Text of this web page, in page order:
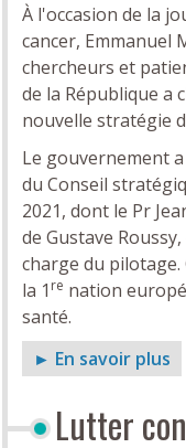
À l'occasion de la
cancer, Emmanuel
chercheurs et
de la République a
nouvelle stratégie
Le gouvernement
du Conseil
2021, dont le Pr
de Gustave
charge du pilotage.
la 1 re nation
santé.
► En savoir plus
Lutter